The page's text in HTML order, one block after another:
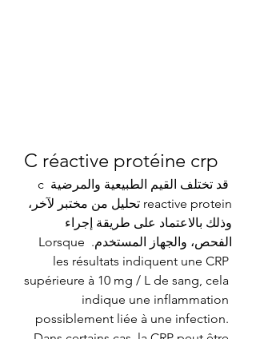
C réactive protéine crp
قد تختلف القيم الطبيعية والمرضية c
الفحص، والجهاز المستخدم. Lorsque
les résultats indiquent une CRP
supérieure à 10 mg / L de sang, cela
indique une inflammation
possiblement liée à une infection.